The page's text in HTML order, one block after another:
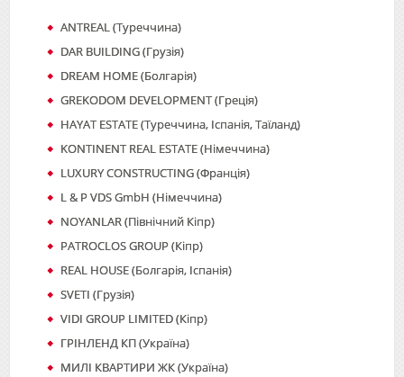
ANTREAL (Туреччина)
DAR BUILDING (Грузія)
DREAM HOME (Болгарія)
GREKODOM DEVELOPMENT (Греція)
HAYAT ESTATE (Туреччина, Іспанія, Таїланд)
KONTINENT REAL ESTATE (Німеччина)
LUXURY CONSTRUCTING (Франція)
L & P VDS GmbH (Німеччина)
NOYANLAR (Північний Кіпр)
PATROCLOS GROUP (Кіпр)
REAL HOUSE (Болгарія, Іспанія)
SVETI (Грузія)
VIDI GROUP LIMITED (Кіпр)
ГРІНЛЕНД КП (Україна)
МИЛІ КВАРТИРИ ЖК (Україна)